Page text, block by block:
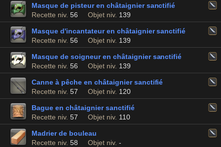
Masque de pisteur en châtaignier sanctifié
Recette niv. 56 Objet niv. 139
Masque d'incantateur en châtaignier sanctifié
Recette niv. 56 Objet niv. 139
Masque de soigneur en châtaignier sanctifié
Recette niv. 56 Objet niv. 139
Canne à pêche en châtaignier sanctifié
Recette niv. 57 Objet niv. 120
Bague en châtaignier sanctifié
Recette niv. 57 Objet niv. 110
Madrier de bouleau
Recette niv. 58 Objet niv. -